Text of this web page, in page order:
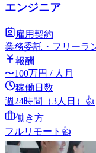
エンジニア
雇用契約
業務委託・フリーラ
報酬
〜100万円 / 人月
稼働日数
週24時間（3人日） 👍
働き方
フルリモート 👍